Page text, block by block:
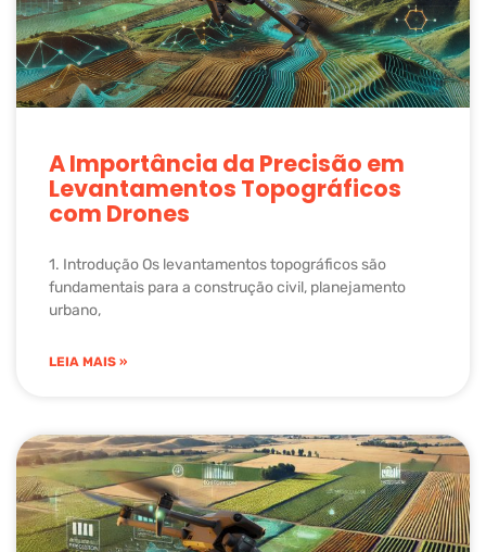
A Importância da Precisão em
Levantamentos Topográficos
com Drones
1. Introdução Os levantamentos topográficos são
fundamentais para a construção civil, planejamento
urbano,
LEIA MAIS »